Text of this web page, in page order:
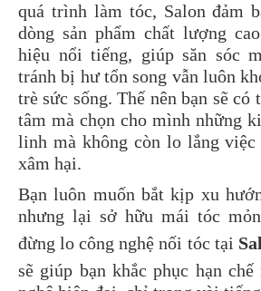
quá trình làm tóc, Salon đảm
dòng sản phẩm chất lượng
hiệu nổi tiếng, giúp săn sóc
tránh bị hư tổn song vẫn luôn
trè sức sống. Thế nên bạn sẽ có
tâm mà chọn cho mình những
linh mà không còn lo lắng việc
xâm hại.
Bạn luôn muốn bắt kịp xu
nhưng lại sở hữu mái tóc
đừng lo công nghệ nối tóc tại
sẽ giúp bạn khắc phục hạn chế